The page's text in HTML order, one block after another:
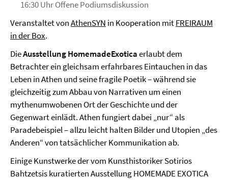
16:30 Uhr Offene Podiumsdiskussion
Veranstaltet vonAthenSYN in Kooperation mitFREIRAUM
in der Box.
DieAusstellung HomemadeExoticaerlaubt dem
Betrachter ein gleichsam erfahrbares Eintauchen in das
Leben in Athen und seine fragile Poetik – während sie
gleichzeitig zum Abbau von Narrativen um einen
mythenumwobenen Ort der Geschichte und der
Gegenwart einlädt. Athen fungiert dabei „nur“ als
Paradebeispiel – allzu leicht halten Bilder und Utopien „des
Anderen“ von tatsächlicher Kommunikation ab.
Einige Kunstwerke der vom Kunsthistoriker Sotirios
Bahtzetsis kuratierten Ausstellung HOMEMADE EXOTICA